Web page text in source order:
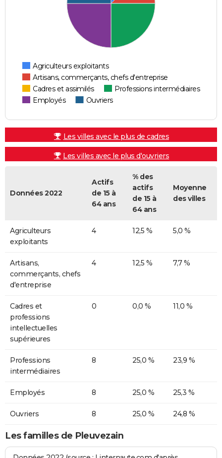
Agriculteurs exploitants
Artisans, commerçants, chefs d'entreprise
Cadres et assimilés
Professions intermédiaires
Employés
Ouvriers
Les villes avec le plus de cadres
Les villes avec le plus d'ouvriers
Données 2022
Actifs
de 15 à
64 ans
% des
actifs
de 15 à
64 ans
Moyenne
des villes
Agriculteurs
exploitants
4 12,5 % 5,0 %
Artisans,
commerçants, chefs
d'entreprise
4 12,5 % 7,7 %
Cadres et
professions
intellectuelles
supérieures
0 0,0 % 11,0 %
Professions
intermédiaires
8 25,0 % 23,9 %
Employés 8 25,0 % 25,3 %
Ouvriers 8 25,0 % 24,8 %
Les familles de Pleuvezain